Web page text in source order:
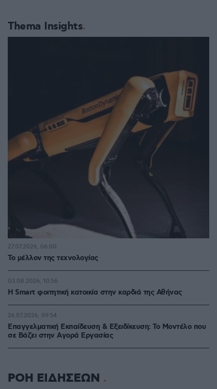
Thema Insights
Το μέλλον της τεχνολογίας
27.07.2026, 06:00
Η Smart φοιτητική κατοικία στην καρδιά της Αθήνας
03.08.2026, 10:56
Επαγγελματική Εκπαίδευση & Εξειδίκευση: Το Mοντέλο που
σε Bάζει στην Aγορά Eργασίας
26.07.2026, 09:54
ΡΟΗ ΕΙΔΗΣΕΩΝ